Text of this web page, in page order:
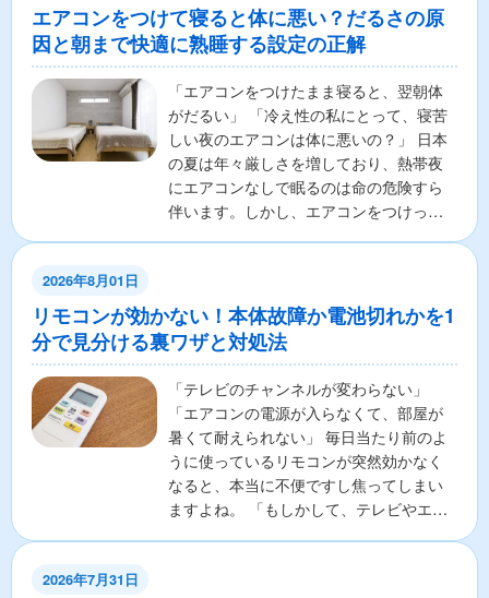
エアコンをつけて寝ると体に悪い？だるさの原
因と朝まで快適に熟睡する設定の正解
「エアコンをつけたまま寝ると、翌朝体
がだるい」 「冷え性の私にとって、寝苦
しい夜のエアコンは体に悪いの？」 日本
の夏は年々厳しさを増しており、熱帯夜
にエアコンなしで眠るのは命の危険すら
伴います。しかし、エアコンをつけっぱ
2026年8月01日
リモコンが効かない！本体故障か電池切れかを1
分で見分ける裏ワザと対処法
「テレビのチャンネルが変わらない」
「エアコンの電源が入らなくて、部屋が
暑くて耐えられない」 毎日当たり前のよ
うに使っているリモコンが突然効かなく
なると、本当に不便ですし焦ってしまい
ますよね。 「もしかして、テレビやエア
2026年7月31日